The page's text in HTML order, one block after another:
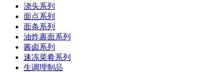
浇头系列
面点系列
面条系列
油炸裹面系列
酱卤系列
速冻菜肴系列
生调理制品